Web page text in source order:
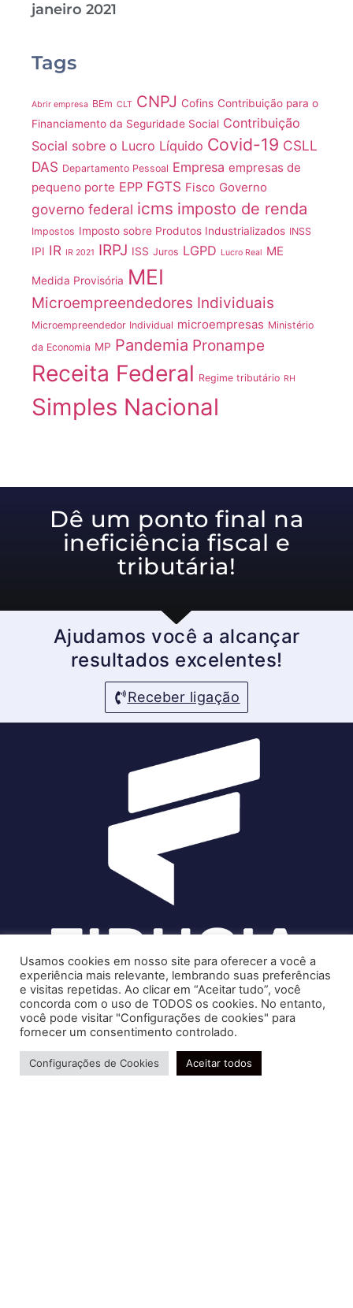
janeiro 2021
Tags
Abrir empresa BEm CLT CNPJ Cofins Contribuição para o
Financiamento da Seguridade Social Contribuição
Social sobre o Lucro Líquido Covid-19 CSLL
DAS Departamento Pessoal Empresa empresas de
pequeno porte EPP FGTS Fisco Governo
governo federal icms imposto de renda
Impostos Imposto sobre Produtos Industrializados INSS
IPI IR IR 2021 IRPJ ISS Juros LGPD Lucro Real ME
Medida Provisória MEI
Microempreendedores Individuais
Microempreendedor Individual microempresas Ministério
da Economia MP Pandemia Pronampe
Receita Federal Regime tributário RH
Simples Nacional
Dê um ponto final na
ineficiência fiscal e
tributária!
Ajudamos você a alcançar
resultados excelentes!
Receber ligação
Soluções contábeis-fiscais-tributárias especializadas | CRC RJ
004856/O-7
Serviços
Usamos cookies em nosso site para oferecer a você a
experiência mais relevante, lembrando suas preferências
e visitas repetidas. Ao clicar em “Aceitar tudo”, você
concorda com o uso de TODOS os cookies. No entanto,
você pode visitar "Configurações de cookies" para
fornecer um consentimento controlado.
Configurações de Cookies Aceitar todos
Precisa de ajuda?